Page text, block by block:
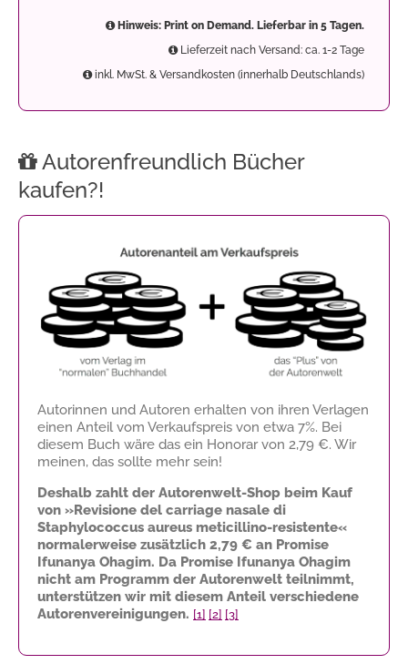
Hinweis: Print on Demand. Lieferbar in 5 Tagen.
Lieferzeit nach Versand: ca. 1-2 Tage
inkl. MwSt. & Versandkosten (innerhalb Deutschlands)
Autorenfreundlich Bücher
kaufen?!
Autorinnen und Autoren erhalten von ihren Verlagen
einen Anteil vom Verkaufspreis von etwa 7%. Bei
diesem Buch wäre das ein Honorar von 2,79 €. Wir
meinen, das sollte mehr sein!
Deshalb zahlt der Autorenwelt-Shop beim Kauf
von »Revisione del carriage nasale di
Staphylococcus aureus meticillino-resistente«
normalerweise zusätzlich 2,79 € an Promise
Ifunanya Ohagim. Da Promise Ifunanya Ohagim
nicht am Programm der Autorenwelt teilnimmt,
unterstützen wir mit diesem Anteil verschiedene
Autorenvereinigungen. [1] [2] [3]